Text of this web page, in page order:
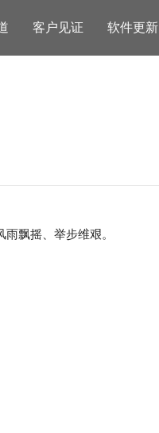
客户见证 软件更新
飘摇、举步维艰。